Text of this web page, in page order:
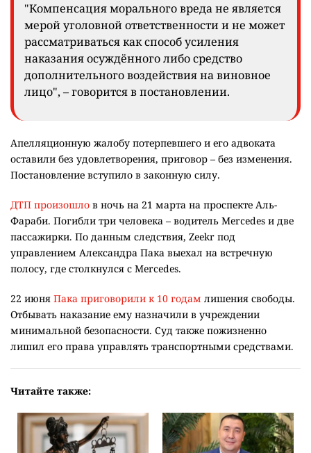
"Компенсация морального вреда не является
мерой уголовной ответственности и не может
рассматриваться как способ усиления
наказания осуждённого либо средство
дополнительного воздействия на виновное
лицо", – говорится в постановлении.
Апелляционную жалобу потерпевшего и его адвоката
оставили без удовлетворения, приговор – без изменения.
Постановление вступило в законную силу.
ДТП произошло в ночь на 21 марта на проспекте Аль-
Фараби. Погибли три человека – водитель Mercedes и две
пассажирки. По данным следствия, Zeekr под
управлением Александра Пака выехал на встречную
полосу, где столкнулся с Mercedes.
22 июня Пака приговорили к 10 годам лишения свободы.
Отбывать наказание ему назначили в учреждении
минимальной безопасности. Суд также пожизненно
лишил его права управлять транспортными средствами.
Читайте также: